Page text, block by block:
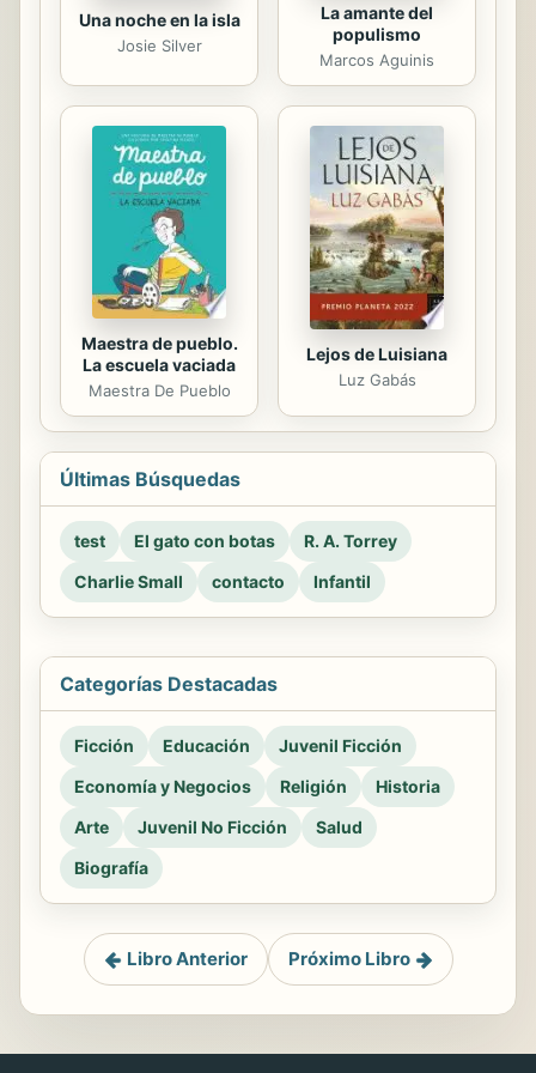
Una noche en la isla
Josie Silver
La amante del
populismo
Marcos Aguinis
Maestra de pueblo.
La escuela vaciada
Maestra De Pueblo
Lejos de Luisiana
Luz Gabás
Últimas Búsquedas
test El gato con botas
R. A. Torrey
Charlie Small
contacto Infantil
Categorías Destacadas
Ficción Educación
Juvenil Ficción
Economía y Negocios
Religión
Historia
Arte
Juvenil No Ficción
Salud
Biografía
Libro Anterior Próximo Libro